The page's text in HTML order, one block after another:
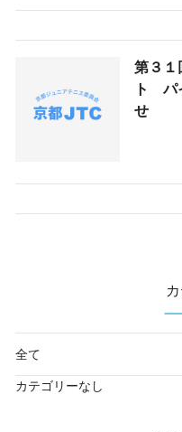
個人様用エントリー
団体様用エントリー
サイトポリシー
第３１
ト パ
せ
全て
カテゴリーなし